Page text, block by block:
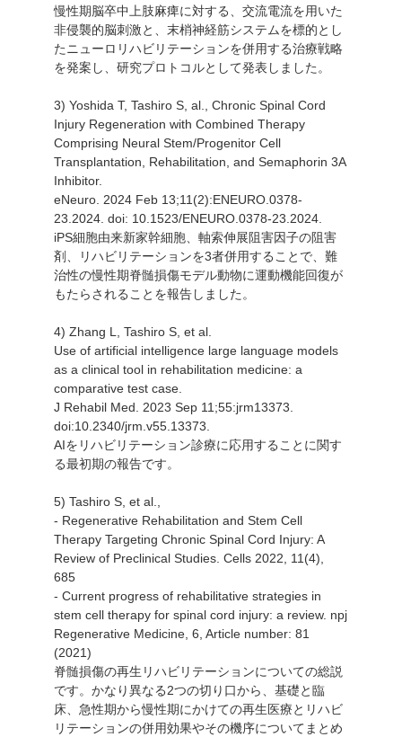
慢性期脳卒中上肢麻痺に対する、交流電流を用いた
非侵襲的脳刺激と、末梢神経筋システムを標的とし
たニューロリハビリテーションを併用する治療戦略
を発案し、研究プロトコルとして発表しました。
3) Yoshida T, Tashiro S, al., Chronic Spinal Cord
Injury Regeneration with Combined Therapy
Comprising Neural Stem/Progenitor Cell
Transplantation, Rehabilitation, and Semaphorin 3A
Inhibitor.
eNeuro. 2024 Feb 13;11(2):ENEURO.0378-
23.2024. doi: 10.1523/ENEURO.0378-23.2024.
iPS細胞由来新家幹細胞、軸索伸展阻害因子の阻害
剤、リハビリテーションを3者併用することで、難
治性の慢性期脊髄損傷モデル動物に運動機能回復が
もたらされることを報告しました。
4) Zhang L, Tashiro S, et al.
Use of artificial intelligence large language models
as a clinical tool in rehabilitation medicine: a
comparative test case.
J Rehabil Med. 2023 Sep 11;55:jrm13373.
doi:10.2340/jrm.v55.13373.
AIをリハビリテーション診療に応用することに関す
る最初期の報告です。
5) Tashiro S, et al.,
- Regenerative Rehabilitation and Stem Cell
Therapy Targeting Chronic Spinal Cord Injury: A
Review of Preclinical Studies. Cells 2022, 11(4),
685
- Current progress of rehabilitative strategies in
stem cell therapy for spinal cord injury: a review. npj
Regenerative Medicine, 6, Article number: 81
(2021)
脊髄損傷の再生リハビリテーションについての総説
です。かなり異なる2つの切り口から、基礎と臨
床、急性期から慢性期にかけての再生医療とリハビ
リテーションの併用効果やその機序についてまとめ